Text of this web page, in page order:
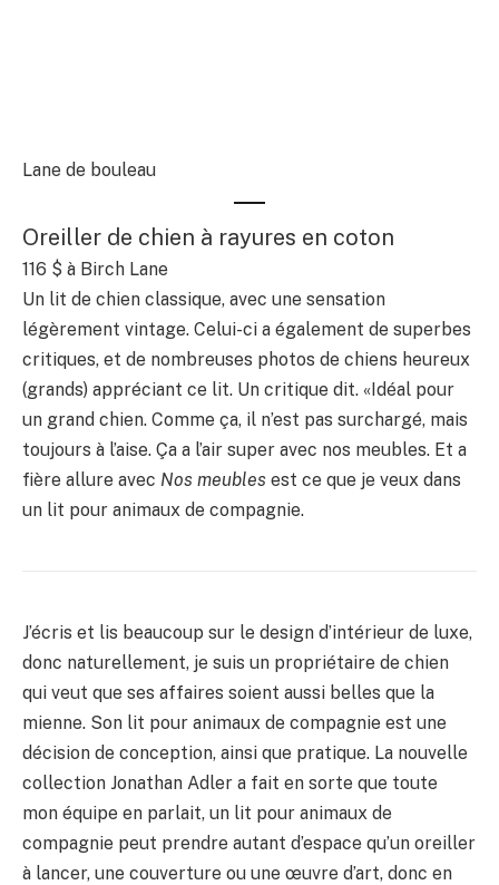
Lane de bouleau
Oreiller de chien à rayures en coton
116 $ à Birch Lane
Un lit de chien classique, avec une sensation
légèrement vintage. Celui-ci a également de superbes
critiques, et de nombreuses photos de chiens heureux
(grands) appréciant ce lit. Un critique dit. «Idéal pour
un grand chien. Comme ça, il n’est pas surchargé, mais
toujours à l’aise. Ça a l’air super avec nos meubles. Et a
fière allure avec Nos meubles est ce que je veux dans
un lit pour animaux de compagnie.
J’écris et lis beaucoup sur le design d’intérieur de luxe,
donc naturellement, je suis un propriétaire de chien
qui veut que ses affaires soient aussi belles que la
mienne. Son lit pour animaux de compagnie est une
décision de conception, ainsi que pratique. La nouvelle
collection Jonathan Adler a fait en sorte que toute
mon équipe en parlait, un lit pour animaux de
compagnie peut prendre autant d’espace qu’un oreiller
à lancer, une couverture ou une œuvre d’art, donc en